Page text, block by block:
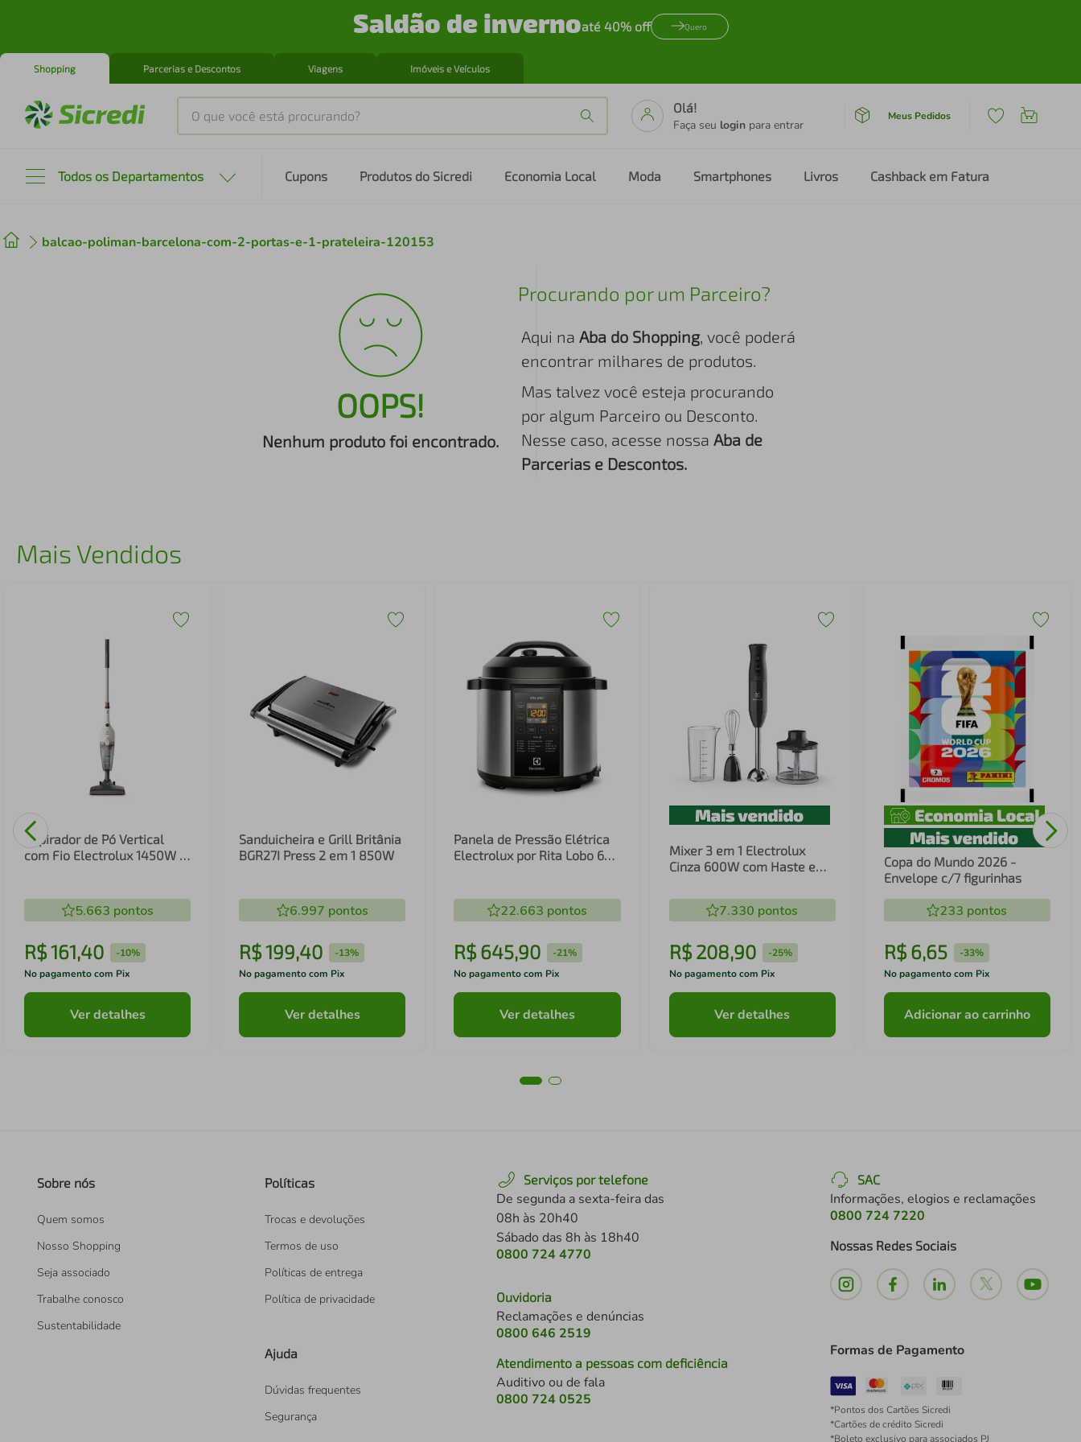
Saldão de invernoaté 40% off Quero
Shopping Parcerias e Descontos Viagens Imóveis e Veículos
O que você está procurando?
Olá!
Faça seu login para entrar
Meus Pedidos
Todos os Departamentos Cupons Produtos do Sicredi Economia Local Moda Smartphones Livros Cashback em Fatura
balcao-poliman-barcelona-com-2-portas-e-1-prateleira-120153
OOPS!
Nenhum produto foi encontrado.
Procurando por um Parceiro?
Aqui na Aba do Shopping, você poderá
encontrar milhares de produtos.
Mas talvez você esteja procurando
por algum Parceiro ou Desconto.
Nesse caso, acesse nossa Aba de
Parcerias e Descontos.
Mais Vendidos
Aspirador de Pó Vertical
com Fio Electrolux 1450W 2
5.663 pontos
R$161,40 -10%
No pagamento com Pix
Ver detalhes
Sanduicheira e Grill Britânia
BGR27I Press 2 em 1 850W
6.997 pontos
R$199,40 -13%
No pagamento com Pix
Ver detalhes
Panela de Pressão Elétrica
Electrolux por Rita Lobo 6L
22.663 pontos
R$645,90 -21%
No pagamento com Pix
Ver detalhes
Mixer 3 em 1 Electrolux
Cinza 600W com Haste em
(EIB20)
7.330 pontos
R$ 208,90 -25%
No pagamento com Pix
Ver detalhes
Copa do Mundo 2026 -
Envelope c/7 figurinhas
233 pontos
R$ 6,65 -33%
No pagamento com Pix
Adicionar ao carrinho
Sobre nós
Quem somos
Nosso Shopping
Seja associado
Trabalhe conosco
Sustentabilidade
Políticas
Trocas e devoluções
Termos de uso
Políticas de entrega
Política de privacidade
Ajuda
Dúvidas frequentes
Segurança
Serviços por telefone
De segunda a sexta-feira das
08h às 20h40
Sábado das 8h às 18h40
0800 724 4770
Ouvidoria
Reclamações e denúncias
0800 646 2519
Atendimento a pessoas com deficiência
Auditivo ou de fala
0800 724 0525
SAC
Informações, elogios e reclamações
0800 724 7220
Nossas Redes Sociais
Formas de Pagamento
*Pontos dos Cartões Sicredi
*Cartões de crédito Sicredi
*Boleto exclusivo para associados PJ
2º cafeteira